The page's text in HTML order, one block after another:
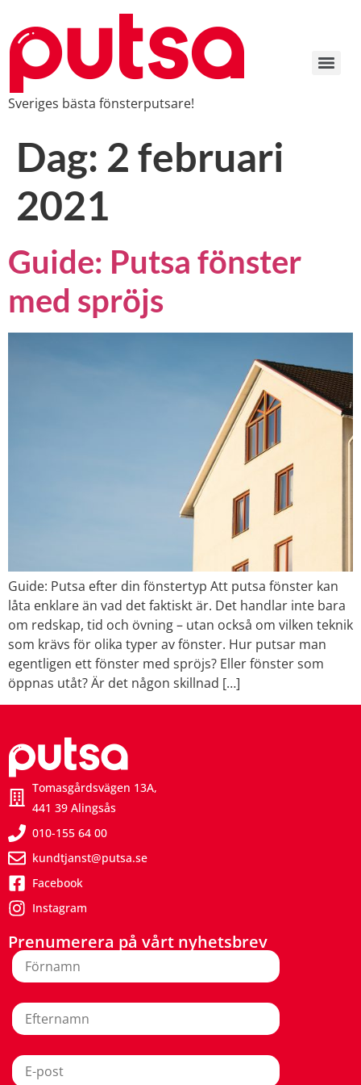
Sveriges bästa fönsterputsare!
Dag: 2 februari
2021
Guide: Putsa fönster
med spröjs
Guide: Putsa efter din fönstertyp Att putsa fönster kan
låta enklare än vad det faktiskt är. Det handlar inte bara
om redskap, tid och övning – utan också om vilken teknik
som krävs för olika typer av fönster. Hur putsar man
egentligen ett fönster med spröjs? Eller fönster som
öppnas utåt? Är det någon skillnad […]
Tomasgårdsvägen 13A,
441 39 Alingsås
010-155 64 00
kundtjanst@putsa.se
Facebook
Instagram
Prenumerera på vårt nyhetsbrev